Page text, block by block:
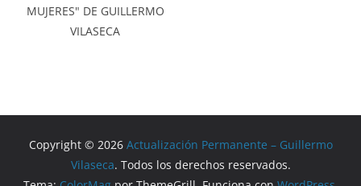
MUJERES" DE GUILLERMO
VILASECA
Copyright © 2026 Actualización Permanente – Guillermo
Vilaseca. Todos los derechos reservados.